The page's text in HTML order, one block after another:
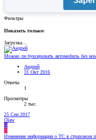
Фильтры
Показать только:
Загрузка…
Можно ли буксировать автомобиль без
Андрей
31 Окт 2016
Ответы
1
Просмотры
2 тыс.
25 Сен 2017
Olaw
O
D
Изменение информации о ТС в страховом